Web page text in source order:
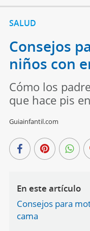
SALUD
Consejos
niños con
Cómo los
que hace pis
Guiainfantil.com
En este artículo
Consejos para
cama